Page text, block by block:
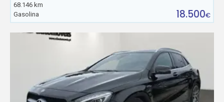
68.146 km
Gasolina
18.500€